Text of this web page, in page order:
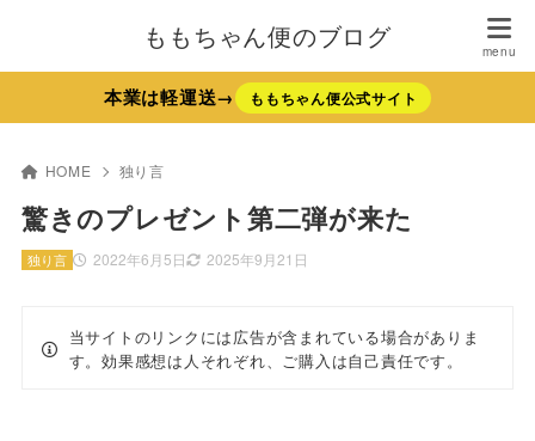
ももちゃん便のブログ
本業は軽運送→ ももちゃん便公式サイト
HOME 独り言
驚きのプレゼント第二弾が来た
2022年6月5日 2025年9月21日
独り言
当サイトのリンクには広告が含まれている場合がありま
す。効果感想は人それぞれ、ご購入は自己責任です。